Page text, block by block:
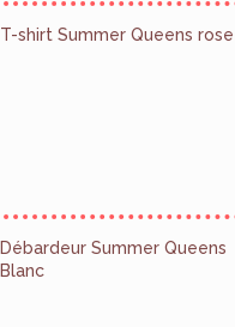
T-shirt Summer Queens rose
Débardeur Summer Queens
Blanc